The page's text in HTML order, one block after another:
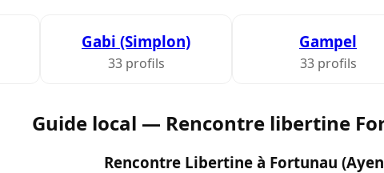
Gabi (Simplon)
33 profils
Gampel
33 profils
Guide local — Rencontre libertine
Rencontre Libertine à Fortunau